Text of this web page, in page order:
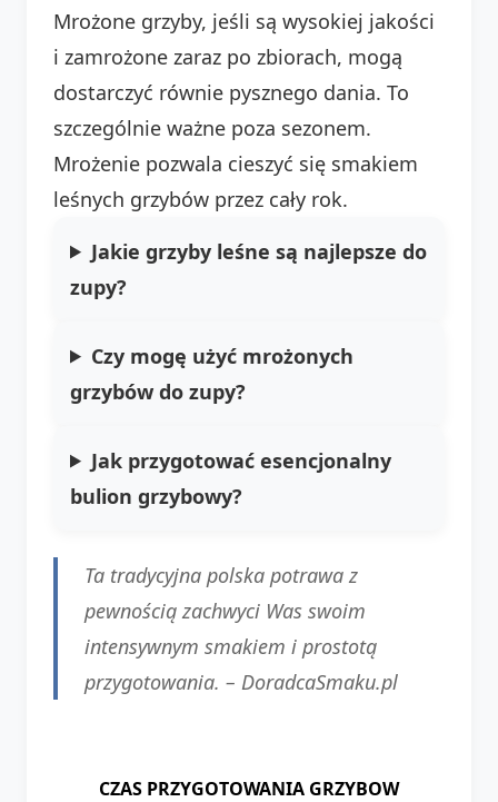
Mrożone grzyby, jeśli są wysokiej jakości
i zamrożone zaraz po zbiorach, mogą
dostarczyć równie pysznego dania. To
szczególnie ważne poza sezonem.
Mrożenie pozwala cieszyć się smakiem
leśnych grzybów przez cały rok.
Jakie grzyby leśne są najlepsze do
zupy?
Czy mogę użyć mrożonych
grzybów do zupy?
Jak przygotować esencjonalny
bulion grzybowy?
Ta tradycyjna polska potrawa z
pewnością zachwyci Was swoim
intensywnym smakiem i prostotą
przygotowania. – DoradcaSmaku.pl
CZAS PRZYGOTOWANIA GRZYBOW